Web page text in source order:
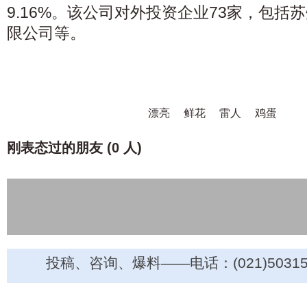
9.16%。该公司对外投资企业73家，包括
限公司等。
漂亮 鲜花 雷人 鸡蛋
刚表态过的朋友 (0 人)
投稿、咨询、爆料——电话：